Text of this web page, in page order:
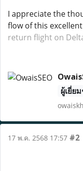
I appreciate the
flow of this
return flight on
ผู้เยี่ย
17 พ.ค. 2568 17:57 #2